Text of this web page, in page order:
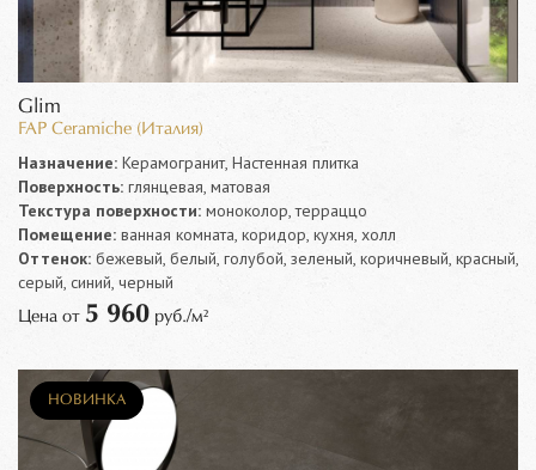
Glim
FAP Ceramiche (Италия)
Назначение: Керамогранит, Настенная плитка
Поверхность: глянцевая, матовая
Текстура поверхности: моноколор, терраццо
Помещение: ванная комната, коридор, кухня, холл
Оттенок: бежевый, белый, голубой, зеленый, коричневый, красный,
серый, синий, черный
Цена от 5 960 руб./м²
НОВИНКА